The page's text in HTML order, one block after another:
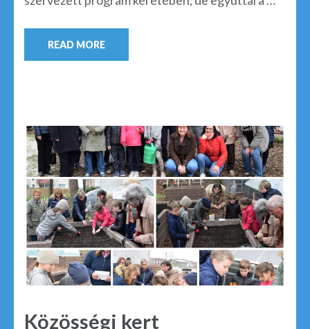
READ MORE
Közösségi kert